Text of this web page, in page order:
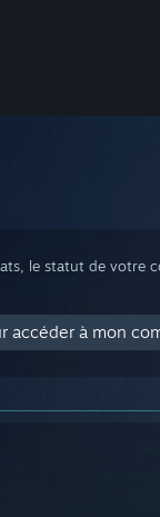
le statut de votre
accéder à mon